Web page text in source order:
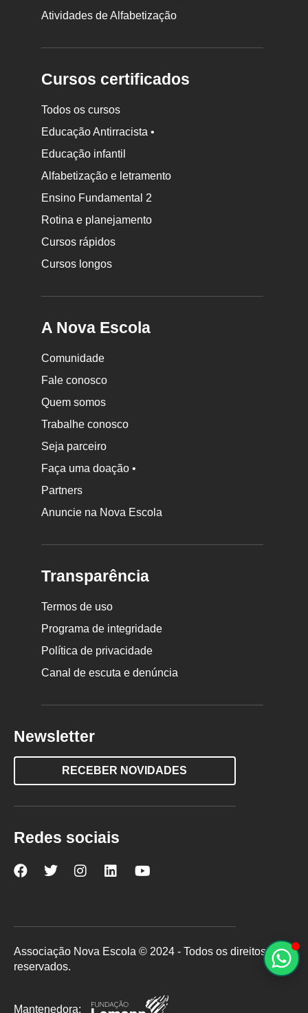
Atividades de Alfabetização
Cursos certificados
Todos os cursos
Educação Antirracista •
Educação infantil
Alfabetização e letramento
Ensino Fundamental 2
Rotina e planejamento
Cursos rápidos
Cursos longos
A Nova Escola
Comunidade
Fale conosco
Quem somos
Trabalhe conosco
Seja parceiro
Faça uma doação •
Partners
Anuncie na Nova Escola
Transparência
Termos de uso
Programa de integridade
Política de privacidade
Canal de escuta e denúncia
Newsletter
RECEBER NOVIDADES
Redes sociais
Nova
Facebook
Nova
Twitter
Nova
Instagram
Nova
LinkedInYouTube
Associação Nova Escola © 2024 - Todos os direitos
reservados.
Mantenedora: